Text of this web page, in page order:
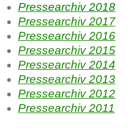
Pressearchiv 2018
Pressearchiv 2017
Pressearchiv 2016
Pressearchiv 2015
Pressearchiv 2014
Pressearchiv 2013
Pressearchiv 2012
Pressearchiv 2011